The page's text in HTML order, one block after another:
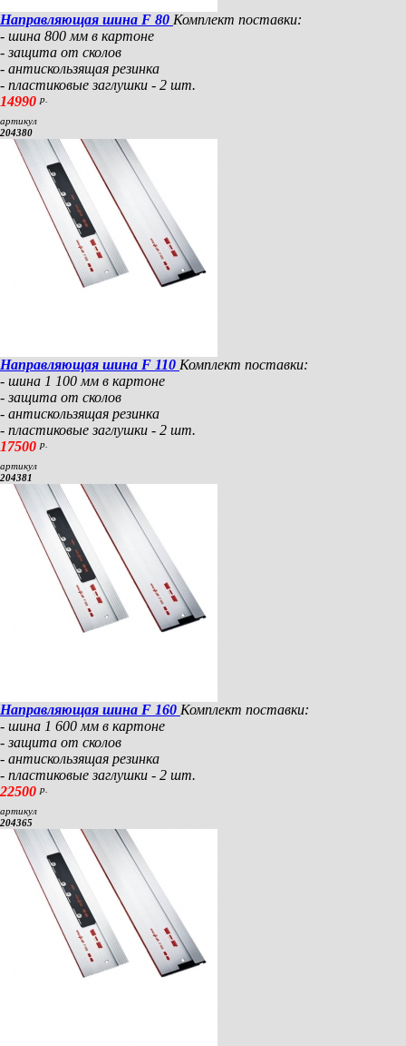
Направляющая шина F 80 Комплект поставки:
- шина 800 мм в картоне
- защита от сколов
- антискользящая резинка
- пластиковые заглушки - 2 шт.
14990 р.
артикул
204380
Направляющая шина F 110 Комплект поставки:
- шина 1 100 мм в картоне
- защита от сколов
- антискользящая резинка
- пластиковые заглушки - 2 шт.
17500 р.
артикул
204381
Направляющая шина F 160 Комплект поставки:
- шина 1 600 мм в картоне
- защита от сколов
- антискользящая резинка
- пластиковые заглушки - 2 шт.
22500 р.
артикул
204365